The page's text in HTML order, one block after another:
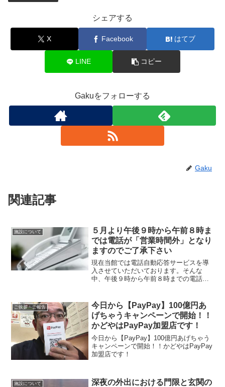
シェアする
X Facebook はてブ
LINE コピー
Gakuをフォローする
Gaku
関連記事
施設について
５月より午後９時から午前８時ま
では電話が「営業時間外」となり
ますのでご了承下さい
現在当館では電話自動応答サービスを導
入させていただいております。そんな
中、午後９時から午前８時までの電話は
かどやです。お電話ありがとうございま
す。営業時間は午前8時から午後9時まで
となります。営業時間内に改めてお問合
せ下さい。
ご挨拶・ご報告
今日から【PayPay】100億円あ
げちゃうキャンペーンで開始！！
かどやはPayPay加盟店です！
今日から【PayPay】100億円あげちゃう
キャンペーンで開始！！かどやはPayPay
加盟店です！
施設について
深夜の外出における門限と玄関の